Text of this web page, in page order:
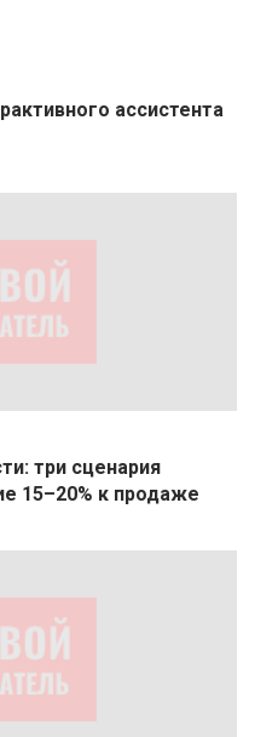
ассистента
три сценария
15–20% к продаже